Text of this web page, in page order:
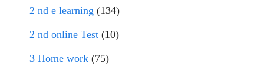
2 nd e learning (134)
2 nd online Test (10)
3 Home work (75)